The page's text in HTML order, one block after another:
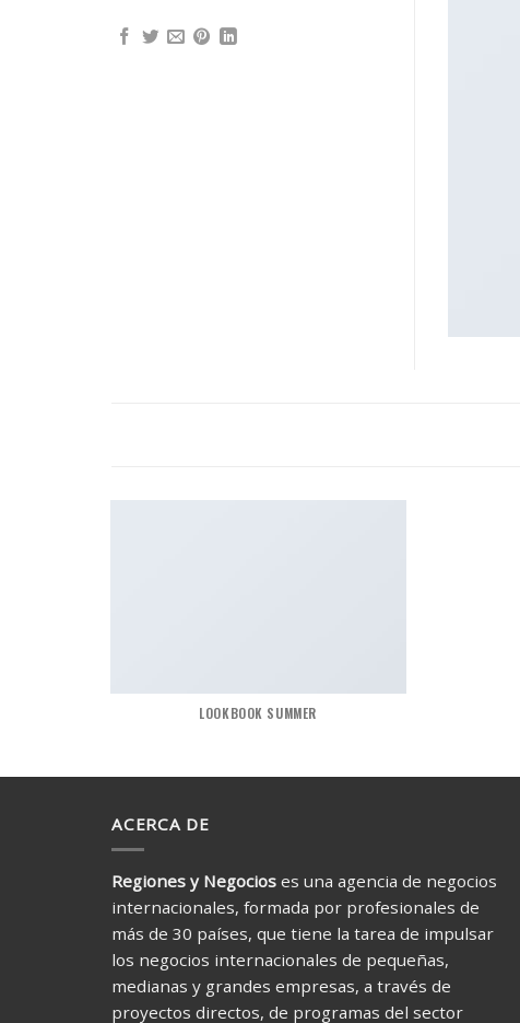
LOOKBOOK SUMMER
ACERCA DE
Regiones y Negocios es una agencia de negocios
internacionales, formada por profesionales de
más de 30 países, que tiene la tarea de impulsar
los negocios internacionales de pequeñas,
medianas y grandes empresas, a través de
proyectos directos, de programas del sector